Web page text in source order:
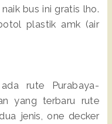
bus ini gratis lho.
plastik amk (air
rute Purabaya-
yang terbaru rute
jenis, one decker